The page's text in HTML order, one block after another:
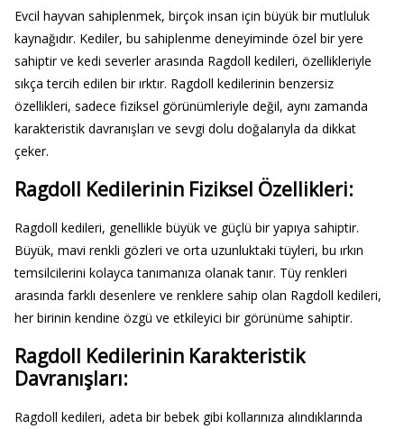
Evcil hayvan sahiplenmek, birçok insan için büyük bir mutluluk
kaynağıdır. Kediler, bu sahiplenme deneyiminde özel bir yere
sahiptir ve kedi severler arasında Ragdoll kedileri, özellikleriyle
sıkça tercih edilen bir ırktır. Ragdoll kedilerinin benzersiz
özellikleri, sadece fiziksel görünümleriyle değil, aynı zamanda
karakteristik davranışları ve sevgi dolu doğalarıyla da dikkat
çeker.
Ragdoll Kedilerinin Fiziksel Özellikleri:
Ragdoll kedileri, genellikle büyük ve güçlü bir yapıya sahiptir.
Büyük, mavi renkli gözleri ve orta uzunluktaki tüyleri, bu ırkın
temsilcilerini kolayca tanımanıza olanak tanır. Tüy renkleri
arasında farklı desenlere ve renklere sahip olan Ragdoll kedileri,
her birinin kendine özgü ve etkileyici bir görünüme sahiptir.
Ragdoll Kedilerinin Karakteristik
Davranışları:
Ragdoll kedileri, adeta bir bebek gibi kollarınıza alındıklarında